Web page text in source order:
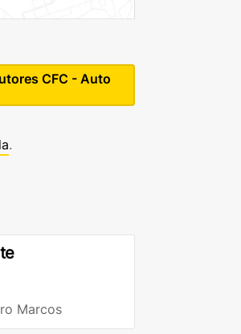
CFC - Auto
.
Marcos